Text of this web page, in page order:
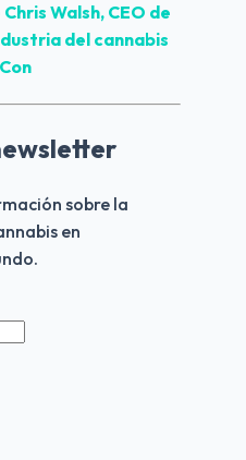
Chris Walsh, CEO de
del cannabis
sobre la
en